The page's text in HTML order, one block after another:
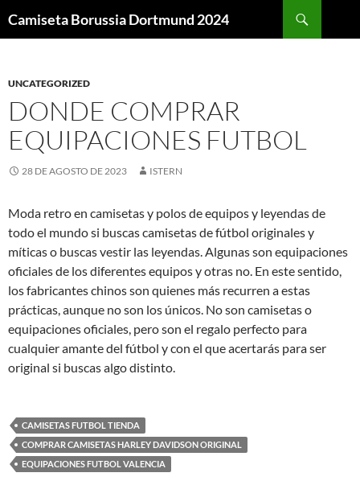
Camiseta Borussia Dortmund 2024
UNCATEGORIZED
DONDE COMPRAR
EQUIPACIONES FUTBOL
28 DE AGOSTO DE 2023 ISTERN
Moda retro en camisetas y polos de equipos y leyendas de
todo el mundo si buscas camisetas de fútbol originales y
míticas o buscas vestir las leyendas. Algunas son equipaciones
oficiales de los diferentes equipos y otras no. En este sentido,
los fabricantes chinos son quienes más recurren a estas
prácticas, aunque no son los únicos. No son camisetas o
equipaciones oficiales, pero son el regalo perfecto para
cualquier amante del fútbol y con el que acertarás para ser
original si buscas algo distinto.
CAMISETAS FUTBOL TIENDA
COMPRAR CAMISETAS HARLEY DAVIDSON ORIGINAL
EQUIPACIONES FUTBOL VALENCIA